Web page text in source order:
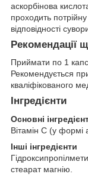
аскорбінова
проходить
відповідності
Рекомендації
Приймати по 1
Рекомендується
кваліфікованого
Інгредієнти
Основні
Вітамін С (у формі
Інші інгредієнти
стеарат магнію.